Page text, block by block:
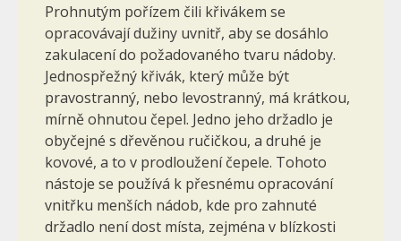
Prohnutým pořízem čili křivákem se
opracovávají dužiny uvnitř, aby se dosáhlo
zakulacení do požadovaného tvaru nádoby.
Jednospřežný křivák, který může být
pravostranný, nebo levostranný, má krátkou,
mírně ohnutou čepel. Jedno jeho držadlo je
obyčejné s dřevěnou ručičkou, a druhé je
kovové, a to v prodloužení čepele. Tohoto
nástoje se používá k přesnému opracování
vnitřku menších nádob, kde pro zahnuté
držadlo není dost místa, zejména v blízkosti